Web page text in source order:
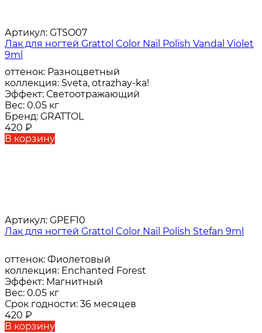
Артикул: GTSO07
Лак для ногтей Grattol Color Nail Polish Vandal Violet
9ml
оттенок: Разноцветный
коллекция: Sveta, otrazhay-ka!
Эффект: Светоотражающий
Вес: 0.05 кг
Бренд: GRATTOL
420 ₽
В корзину
Артикул: GPEF10
Лак для ногтей Grattol Color Nail Polish Stefan 9ml
оттенок: Фиолетовый
коллекция: Enchanted Forest
Эффект: Магнитный
Вес: 0.05 кг
Срок годности: 36 месяцев
420 ₽
В корзину